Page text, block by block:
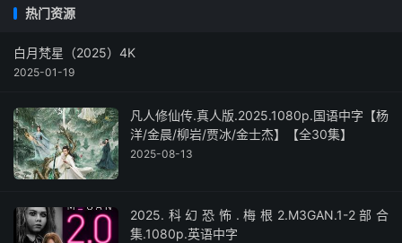
热门资源
白月梵星（2025）4K
2025-01-19
凡人修仙传.真人版.2025.1080p.国语中字【杨
洋/金晨/柳岩/贾冰/金士杰】【全30集】
2025-08-13
2025.科幻恐怖.梅根2.M3GAN.1-2部合
集.1080p.英语中字